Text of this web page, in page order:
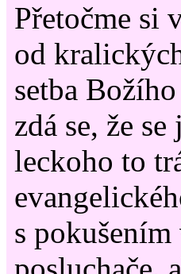
Přetočme si
od
setba
zdá se, že
leckoho to
s